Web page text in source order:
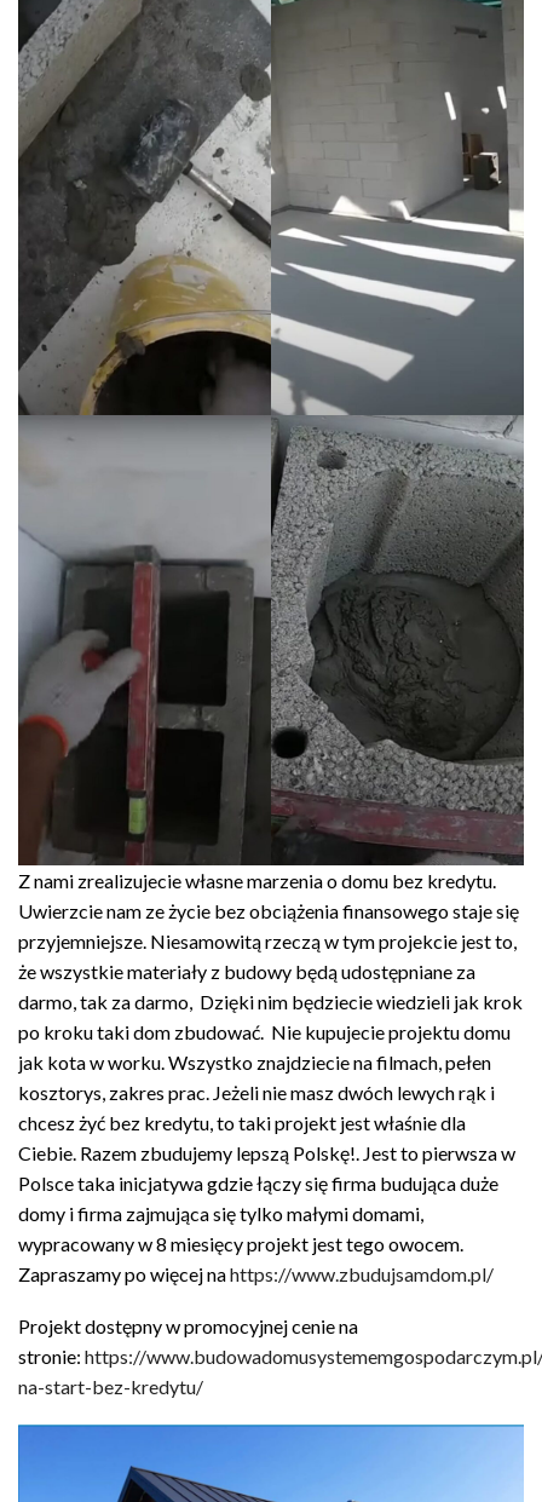
Z nami zrealizujecie własne marzenia o domu bez kredytu.
Uwierzcie nam ze życie bez obciążenia finansowego staje się
przyjemniejsze. Niesamowitą rzeczą w tym projekcie jest to,
że wszystkie materiały z budowy będą udostępniane za
darmo, tak za darmo, Dzięki nim będziecie wiedzieli jak krok
po kroku taki dom zbudować. Nie kupujecie projektu domu
jak kota w worku. Wszystko znajdziecie na filmach, pełen
kosztorys, zakres prac. Jeżeli nie masz dwóch lewych rąk i
chcesz żyć bez kredytu, to taki projekt jest właśnie dla
Ciebie. Razem zbudujemy lepszą Polskę!. Jest to pierwsza w
Polsce taka inicjatywa gdzie łączy się firma budująca duże
domy i firma zajmująca się tylko małymi domami,
wypracowany w 8 miesięcy projekt jest tego owocem.
Zapraszamy po więcej nahttps://www.zbudujsamdom.pl/
Projekt dostępny w promocyjnej cenie na
stronie: https://
na-start-bez-kredytu/